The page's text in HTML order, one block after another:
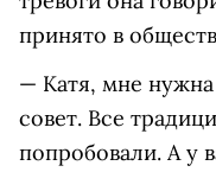
принято в
— Катя, мне
совет. Все
попробовали. А у